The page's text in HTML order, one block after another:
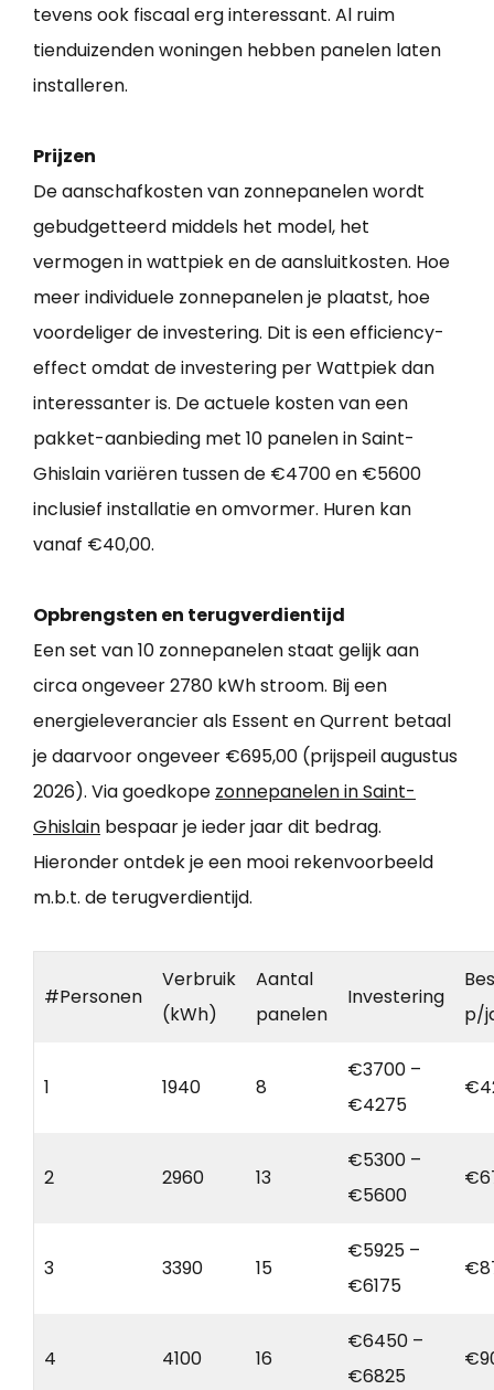
tevens ook fiscaal erg interessant. Al ruim
tienduizenden woningen hebben panelen laten
installeren.
Prijzen
De aanschafkosten van zonnepanelen wordt
gebudgetteerd middels het model, het
vermogen in wattpiek en de aansluitkosten. Hoe
meer individuele zonnepanelen je plaatst, hoe
voordeliger de investering. Dit is een efficiency-
effect omdat de investering per Wattpiek dan
interessanter is. De actuele kosten van een
pakket-aanbieding met 10 panelen in Saint-
Ghislain variëren tussen de €4700 en €5600
inclusief installatie en omvormer. Huren kan
vanaf €40,00.
Opbrengsten en terugverdientijd
Een set van 10 zonnepanelen staat gelijk aan
circa ongeveer 2780 kWh stroom. Bij een
energieleverancier als Essent en Qurrent betaal
je daarvoor ongeveer €695,00 (prijspeil augustus
2026). Via goedkope zonnepanelen in Saint-
Ghislain bespaar je ieder jaar dit bedrag.
Hieronder ontdek je een mooi rekenvoorbeeld
m.b.t. de terugverdientijd.
#Personen
Verbruik
(kWh)
Aantal
panelen
Investering
p/
1 1940 8
€3700 –
€4275
2 2960 13
€5300 –
€5600
3 3390 15
€5925 –
€6175
4 4100 16
€6450 –
€6825